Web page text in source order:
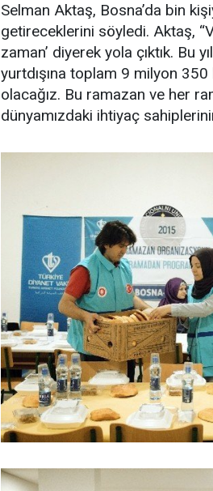
Selman Aktaş, Bosna’da bin
getireceklerini söyledi. Aktaş,
zaman’ diyerek yola çıktık. Bu
yurtdışına toplam 9 milyon 350
olacağız. Bu ramazan ve her
dünyamızdaki ihtiyaç